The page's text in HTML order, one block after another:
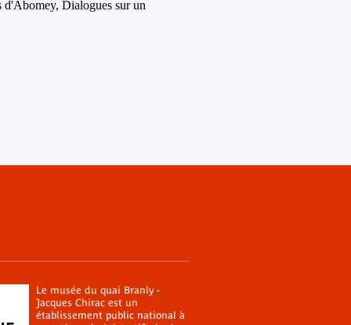
Le musée du quai Branly -
Jacques Chirac est un
établissement public national à